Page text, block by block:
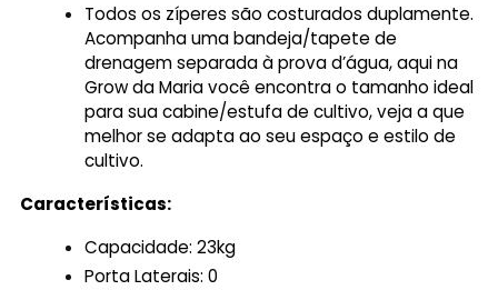
Todos os zíperes são costurados duplamente.
Acompanha uma bandeja/tapete de
drenagem separada à prova d’água, aqui na
Grow da Maria você encontra o tamanho ideal
para sua cabine/estufa de cultivo, veja a que
melhor se adapta ao seu espaço e estilo de
cultivo.
Características:
Capacidade: 23kg
Porta Laterais: 0